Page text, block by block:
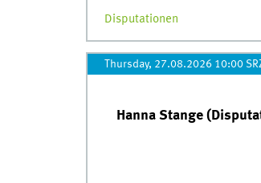
Disputationen
Thursday, 27.08.2026 10:00
Hanna Stange